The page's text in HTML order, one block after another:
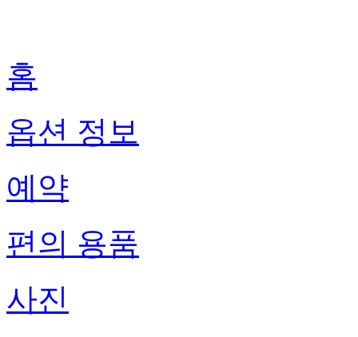
홈
옵션 정보
예약
편의 용품
사진